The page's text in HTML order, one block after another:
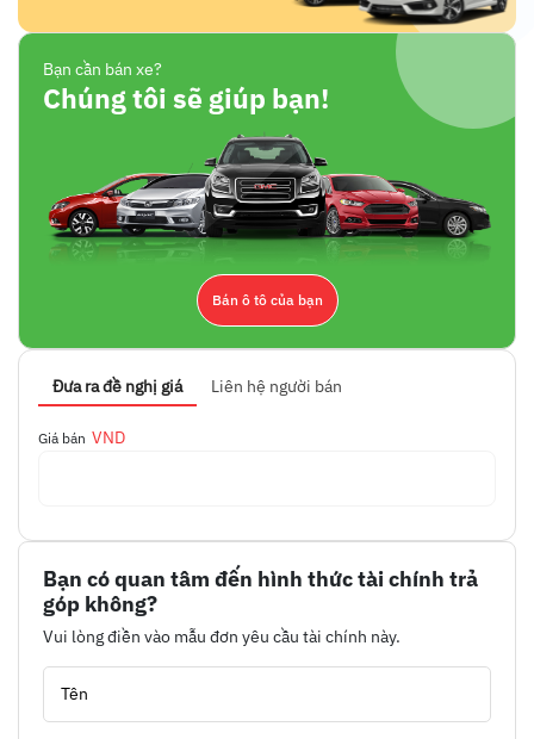
Bạn cần bán xe?
Chúng tôi sẽ giúp bạn!
Bán ô tô của bạn
Đưa ra đề nghị giá Liên hệ người bán
Giá bán VND
Bạn có quan tâm đến hình thức tài chính trả
góp không?
Vui lòng điền vào mẫu đơn yêu cầu tài chính này.
Tên